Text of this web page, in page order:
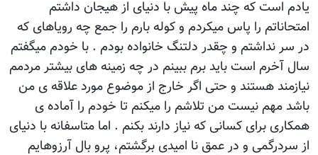
یادم است که چند ماه پیش با دنیای از هیجان داشتم
امتحاناتم را پاس میکردم و کوله بارم را جمع چه رویاهای که
در سر نداشتم و چقدر دلتنگ خانواده بودم . با خودم میگفتم
سال آخرم است باید برم ببینم در چه زمینه های بیشتر مردمم
نیازمند هستند و حتی اگر خارج از موضوع مورد علاقه ی من
باشد مهم نیست من تلاشم را میکنم تا خودم را آماده ی
همکاری برای کسانی که نیاز دارند بکنم . اما متاسفانه با دنیای
از سردرگمی و در عمق نا امیدی برگشتم، پرو بال آرزوهایم